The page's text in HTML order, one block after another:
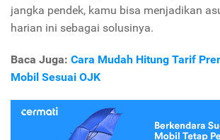
jangka pendek, kamu bisa menjadikan
harian ini sebagai solusinya.
Baca Juga: Cara Mudah Hitung Tarif
Mobil Sesuai OJK